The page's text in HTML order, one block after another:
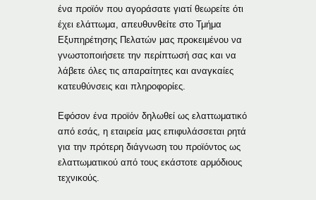
ένα προϊόν που αγοράσατε γιατί θεωρείτε ότι
έχει ελάττωμα, απευθυνθείτε στο Τμήμα
Εξυπηρέτησης Πελατών μας προκειμένου να
γνωστοποιήσετε την περίπτωσή σας και να
λάβετε όλες τις απαραίτητες και αναγκαίες
κατευθύνσεις και πληροφορίες.
Εφόσον ένα προϊόν δηλωθεί ως ελαττωματικό
από εσάς, η εταιρεία μας επιφυλάσσεται ρητά
για την πρότερη διάγνωση του προϊόντος ως
ελαττωματικού από τους εκάστοτε αρμόδιους
τεχνικούς.